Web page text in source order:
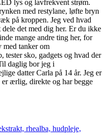
lys og lavfrekvent strøm.
med restylane, løfte bryn
på kroppen. Jeg ved hvad
det med dig her. Er du ikke
mange andre ting her, for
med tanker om
tester sko, gadgets og hvad der
daglig bor jeg i
datter Carla på 14 år. Jeg er
ærlig, direkte og har begge